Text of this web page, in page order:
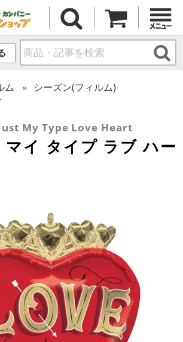
ム
シーズン(フィルム)
My Type Love Heart
マイ タイプ ラブ ハー